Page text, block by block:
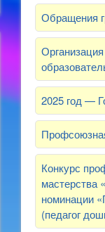
Обращения
2025 год —
Конкурс
мастерства
номинации
(педагог